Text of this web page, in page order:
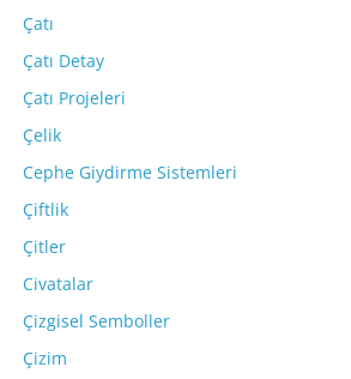
Çatı
Çatı Detay
Çatı Projeleri
Çelik
Cephe Giydirme Sistemleri
Çiftlik
Çitler
Civatalar
Çizgisel Semboller
Çizim